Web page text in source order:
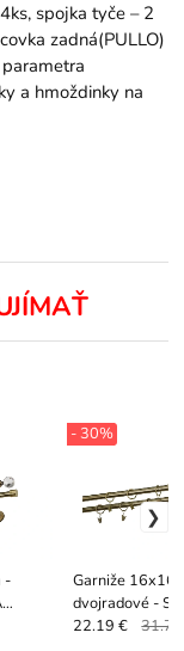
spojka tyče – 2
zadná(PULLO)
a hmoždinky na
-
Garniže
dvojradové -
- 30%
22.19 €